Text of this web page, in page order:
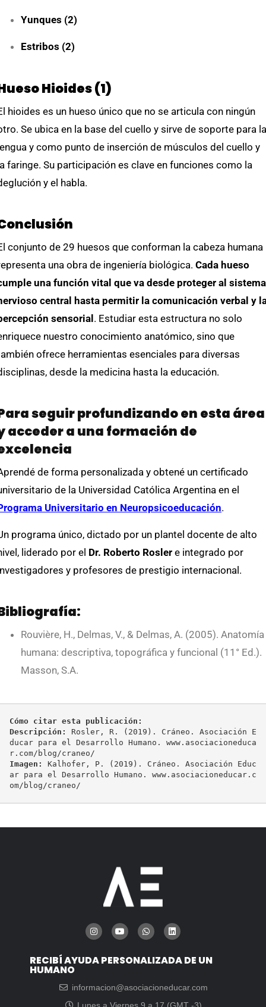
Yunques (2)
Estribos (2)
Hioides (1)
hioides es un hueso único que no se articula con ningún
Se ubica en la base del cuello y sirve de soporte para la
y como punto de inserción de músculos del cuello y
faringe. Su participación es clave en funciones como la
y el habla.
conjunto de 29 huesos que conforman la cabeza humana
una obra de ingeniería biológica. Cada hueso
una función vital que va desde proteger al sistema
central hasta permitir la comunicación verbal y
sensorial . Estudiar esta estructura no solo
nuestro conocimiento anatómico, sino que
ofrece herramientas esenciales para diversas
desde la medicina hasta la educación.
seguir profundizando en esta área
acceder a una formación de
de forma personalizada y obtené un certificado
de la Universidad Católica Argentina en el
Universitario en Neuropsicoeducación.
programa único, dictado por un plantel docente de alto
liderado por el Dr. Roberto Rosler e integrado por
y profesores de prestigio internacional.
Rouvière, H., Delmas, V., & Delmas, A. (2005). Anatomía
humana: descriptiva, topográfica y funcional (11° Ed.).
Masson, S.A.
Cómo citar esta publicación:
Descripción:
Rosler, R. (2019). Cráneo. Asociación E
ducar para el Desarrollo Humano. www.asociacioneduca
Imagen:
Kalhofer, P. (2019). Cráneo. Asociación Educ
ar para el Desarrollo Humano. www.asociacioneducar.c
om/blog/craneo/
RECIBÍ AYUDA PERSONALIZADA DE UN
HUMANO
informacion@asociacioneducar.com